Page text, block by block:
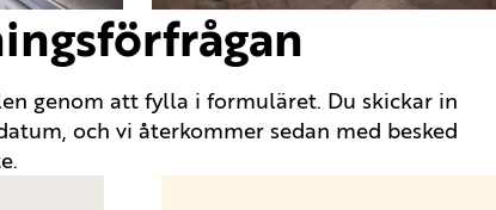
genom att fylla i formuläret. Du skickar in
och vi återkommer sedan med besked